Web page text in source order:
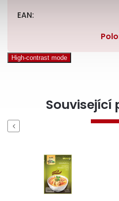
EAN:
High-contrast mode
Související
Previous